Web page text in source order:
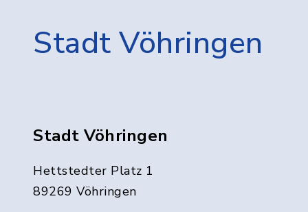
Stadt Vöhringen
Stadt Vöhringen
Hettstedter Platz 1
89269 Vöhringen